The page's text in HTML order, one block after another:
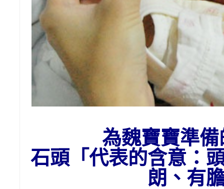
為魏寶寶準備
石頭 「代表的含意：
朗、有